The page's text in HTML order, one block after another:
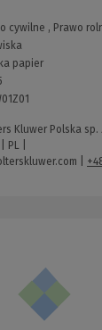
cywilne , Prawo
papier
Kluwer Polska
PL |